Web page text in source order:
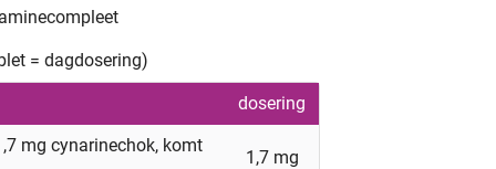
= dagdosering)
dosering
mg cynarinechok, komt
1,7 mg